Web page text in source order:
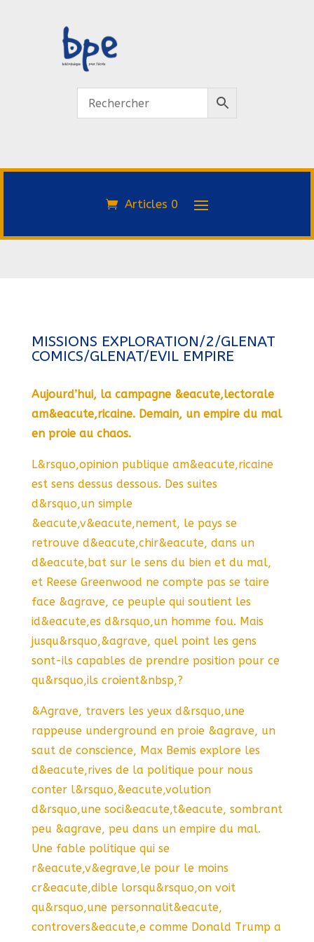
Articles 0
MISSIONS EXPLORATION/2/GLENAT
COMICS/GLENAT/EVIL EMPIRE
Aujourd’hui, la campagne &eacute,lectorale
am&eacute,ricaine. Demain, un empire du mal
en proie au chaos.
L&rsquo,opinion publique am&eacute,ricaine
est sens dessus dessous. Des suites
d&rsquo,un simple
&eacute,v&eacute,nement, le pays se
retrouve d&eacute,chir&eacute, dans un
d&eacute,bat sur le sens du bien et du mal,
et Reese Greenwood ne compte pas se taire
face &agrave, ce peuple qui soutient les
id&eacute,es d&rsquo,un homme fou. Mais
jusqu&rsquo,&agrave, quel point les gens
sont-ils capables de prendre position pour ce
qu&rsquo,ils croient&nbsp,?
&Agrave, travers les yeux d&rsquo,une
rappeuse underground en proie &agrave, un
saut de conscience, Max Bemis explore les
d&eacute,rives de la politique pour nous
conter l&rsquo,&eacute,volution
d&rsquo,une soci&eacute,t&eacute, sombrant
peu &agrave, peu dans un empire du mal.
Une fable politique qui se
r&eacute,v&egrave,le pour le moins
cr&eacute,dible lorsqu&rsquo,on voit
qu&rsquo,une personnalit&eacute,
controvers&eacute,e comme Donald Trump a